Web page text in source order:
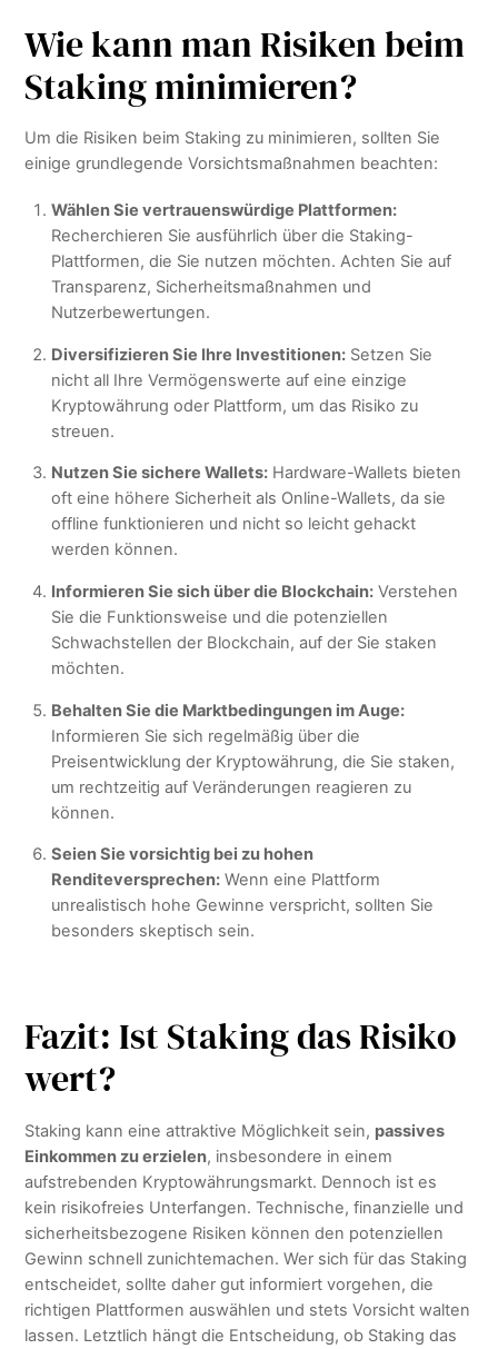
Wie kann man Risiken beim
Staking minimieren?
Um die Risiken beim Staking zu minimieren, sollten Sie
einige grundlegende Vorsichtsmaßnahmen beachten:
Wählen Sie vertrauenswürdige Plattformen:
Recherchieren Sie ausführlich über die Staking-
Plattformen, die Sie nutzen möchten. Achten Sie auf
Transparenz, Sicherheitsmaßnahmen und
Nutzerbewertungen.
Diversifizieren Sie Ihre Investitionen:Setzen Sie
nicht all Ihre Vermögenswerte auf eine einzige
Kryptowährung oder Plattform, um das Risiko zu
streuen.
Nutzen Sie sichere Wallets:Hardware-Wallets bieten
oft eine höhere Sicherheit als Online-Wallets, da sie
offline funktionieren und nicht so leicht gehackt
werden können.
Informieren Sie sich über die Blockchain:Verstehen
Sie die Funktionsweise und die potenziellen
Schwachstellen der Blockchain, auf der Sie staken
möchten.
Behalten Sie die Marktbedingungen im Auge:
Informieren Sie sich regelmäßig über die
Preisentwicklung der Kryptowährung, die Sie staken,
um rechtzeitig auf Veränderungen reagieren zu
können.
Seien Sie vorsichtig bei zu hohen
Renditeversprechen:Wenn eine Plattform
unrealistisch hohe Gewinne verspricht, sollten Sie
besonders skeptisch sein.
Fazit: Ist Staking das Risiko
wert?
Staking kann eine attraktive Möglichkeit sein, passives
Einkommen zu erzielen, insbesondere in einem
aufstrebenden Kryptowährungsmarkt. Dennoch ist es
kein risikofreies Unterfangen. Technische, finanzielle und
sicherheitsbezogene Risiken können den potenziellen
Gewinn schnell zunichtemachen. Wer sich für das Staking
entscheidet, sollte daher gut informiert vorgehen, die
richtigen Plattformen auswählen und stets Vorsicht walten
lassen. Letztlich hängt die Entscheidung, ob Staking das